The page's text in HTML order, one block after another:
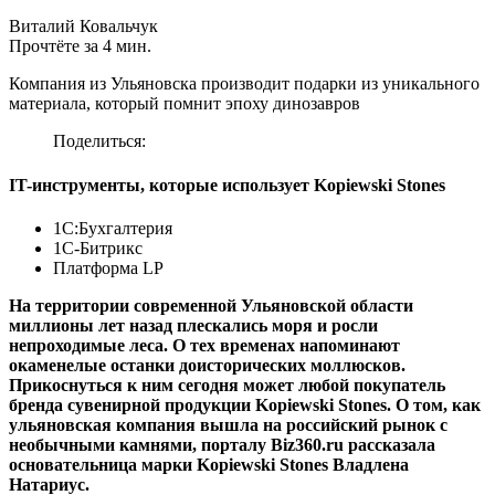
Виталий Ковальчук
Прочтёте за 4 мин.
Компания из Ульяновска производит подарки из уникального
материала, который помнит эпоху динозавров
Поделиться:
IT-инструменты, которые использует Kopiewski Stones
1C:Бухгалтерия
1С-Битрикс
Платформа LP
На территории современной Ульяновской области
миллионы лет назад плескались моря и росли
непроходимые леса. О тех временах напоминают
окаменелые останки доисторических моллюсков.
Прикоснуться к ним сегодня может любой покупатель
бренда сувенирной продукции Kopiewski Stones. О том, как
ульяновская компания вышла на российский рынок с
необычными камнями, порталу Biz360.ru рассказала
основательница марки Kopiewski Stones Владлена
Натариус.